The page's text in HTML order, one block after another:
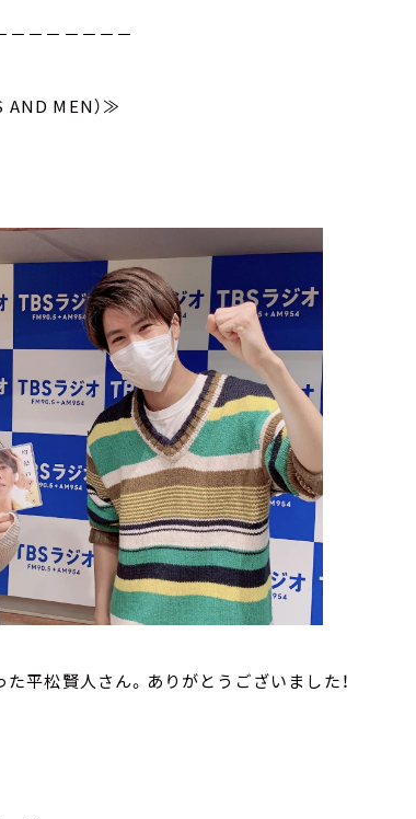
－－－－－－－
AND MEN）≫
平松賢人さん。ありがとうございました！